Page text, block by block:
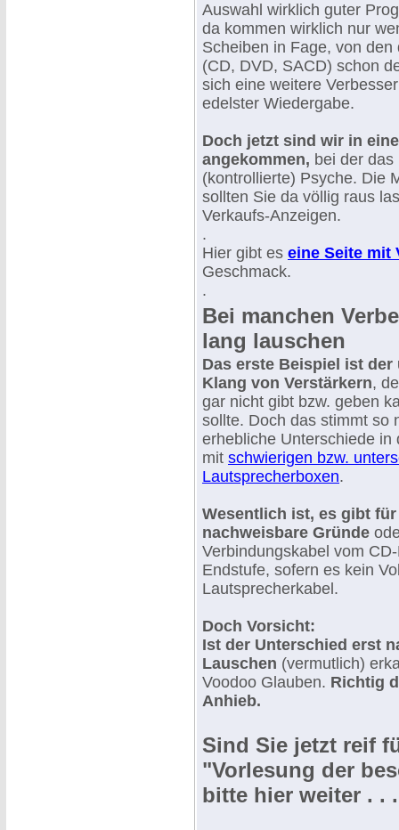
Auswahl wirklich guter
da kommen wirklich nur
Scheiben in Fage, von
(CD, DVD, SACD) schon
sich eine weitere
edelster Wiedergabe.
Doch jetzt sind wir in
angekommen, bei der
(kontrollierte) Psyche. Die
sollten Sie da völlig raus
Verkaufs-Anzeigen.
.
Hier gibt es eine Seite mit
Geschmack.
.
Bei manchen
lang lauschen
Das erste Beispiel ist
Klang von Verstärkern,
gar nicht gibt bzw. geben
sollte. Doch das stimmt so
erhebliche Unterschiede in
mit schwierigen bzw.
Lautsprecherboxen.
Wesentlich ist, es gibt
nachweisbare Gründe
Verbindungskabel vom
Endstufe, sofern es kein
Lautsprecherkabel.
Doch Vorsicht:
Ist der Unterschied erst
Lauschen (vermutlich)
Voodoo Glauben. Richtig
Anhieb.
Sind Sie jetzt reif
"Vorlesung der
bitte hier weiter . .